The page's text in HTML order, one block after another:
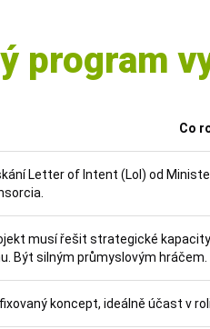
program
Co
Letter of Intent (LoI) od
musí řešit strategické
Být silným průmyslovým hráčem
koncept, ideálně účast v